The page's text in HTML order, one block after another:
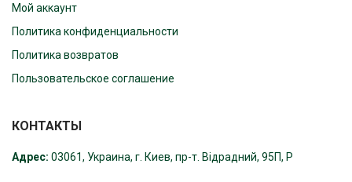
Мой аккаунт
Политика конфиденциальности
Политика возвратов
Пользовательское соглашение
КОНТАКТЫ
Адрес: 03061, Украина, г. Киев, пр-т. Відрадний, 95П, Р